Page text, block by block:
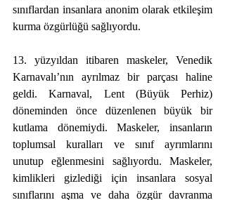
sınıflardan insanlara anonim olarak etkileşim
kurma özgürlüğü sağlıyordu.
13. yüzyıldan itibaren maskeler, Venedik
Karnavalı’nın ayrılmaz bir parçası haline
geldi. Karnaval, Lent (Büyük Perhiz)
döneminden önce düzenlenen büyük bir
kutlama dönemiydi. Maskeler, insanların
toplumsal kuralları ve sınıf ayrımlarını
unutup eğlenmesini sağlıyordu. Maskeler,
kimlikleri gizlediği için insanlara sosyal
sınıflarını aşma ve daha özgür davranma